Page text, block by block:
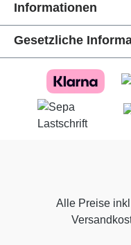
Informationen
Gesetzliche
Alle Preise